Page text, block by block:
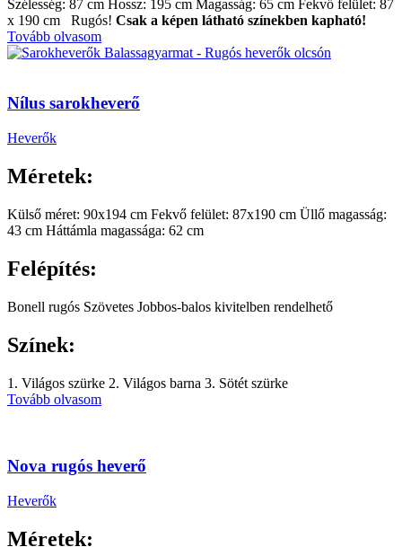
Szélesség: 87 cm Hossz: 195 cm Magasság: 65 cm Fekvő felület: 87
x 190 cm Rugós! Csak a képen látható színekben kapható!
Tovább olvasom
Nílus sarokheverő
Heverők
Méretek:
Külső méret: 90x194 cm Fekvő felület: 87x190 cm Üllő magasság:
43 cm Háttámla magassága: 62 cm
Felépítés:
Bonell rugós Szövetes Jobbos-balos kivitelben rendelhető
Színek:
1. Világos szürke 2. Világos barna 3. Sötét szürke
Tovább olvasom
Nova rugós heverő
Heverők
Méretek: